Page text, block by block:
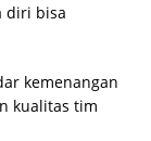
diri bisa
kemenangan
kualitas tim